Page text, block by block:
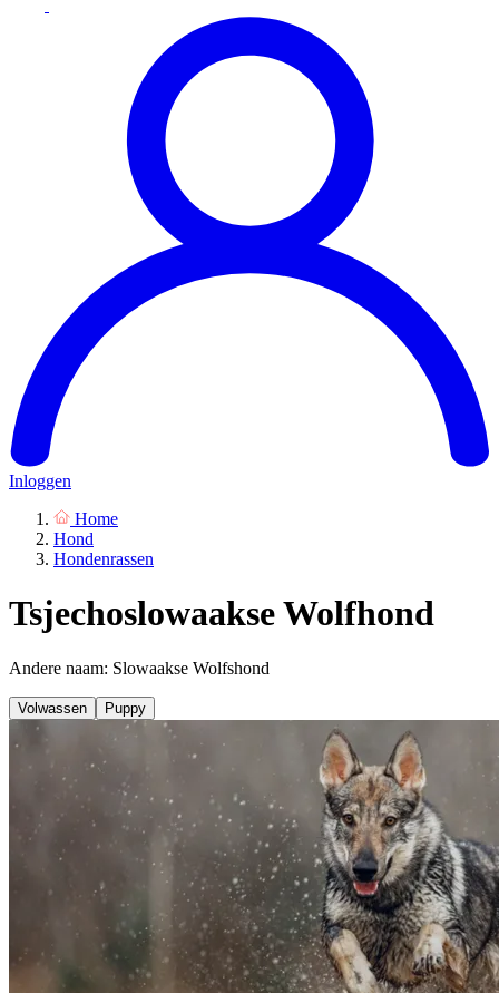
Inloggen
Home
Hond
Hondenrassen
Tsjechoslowaakse Wolfhond
Andere naam: Slowaakse Wolfshond
Volwassen Puppy